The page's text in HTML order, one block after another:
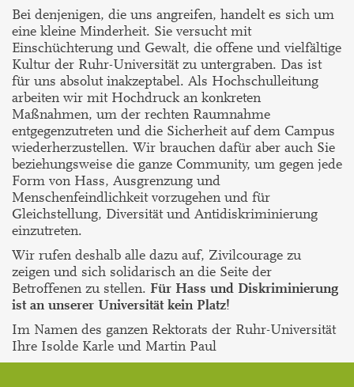
Bei denjenigen, die uns angreifen, handelt es sich um
eine kleine Minderheit. Sie versucht mit
Einschüchterung und Gewalt, die offene und vielfältige
Kultur der Ruhr-Universität zu untergraben. Das ist
für uns absolut inakzeptabel. Als Hochschulleitung
arbeiten wir mit Hochdruck an konkreten
Maßnahmen, um der rechten Raumnahme
entgegenzutreten und die Sicherheit auf dem Campus
wiederherzustellen. Wir brauchen dafür aber auch Sie
beziehungsweise die ganze Community, um gegen jede
Form von Hass, Ausgrenzung und
Menschenfeindlichkeit vorzugehen und für
Gleichstellung, Diversität und Antidiskriminierung
einzutreten.
Wir rufen deshalb alle dazu auf, Zivilcourage zu
zeigen und sich solidarisch an die Seite der
Betroffenen zu stellen. Für Hass und Diskriminierung
ist an unserer Universität kein Platz!
Im Namen des ganzen Rektorats der Ruhr-Universität
Ihre Isolde Karle und Martin Paul